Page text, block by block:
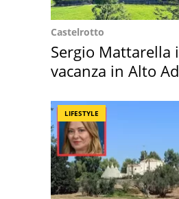
Castelrotto
Sergio Mattarella
vacanza in Alto
LIFESTYLE